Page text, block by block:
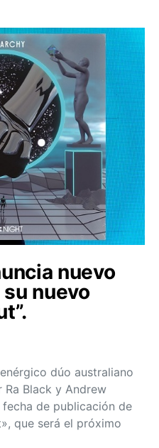
nuevo
nuevo
dúo australiano
Black y Andrew
de publicación de
que será el próximo